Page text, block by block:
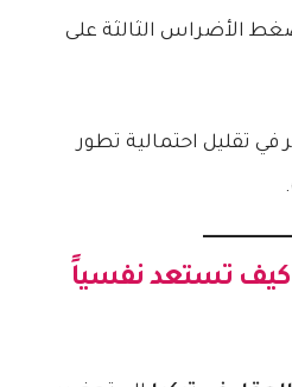
الأضراس الثالثة على
تقليل احتمالية تطور
كيف تستعد نفسياً